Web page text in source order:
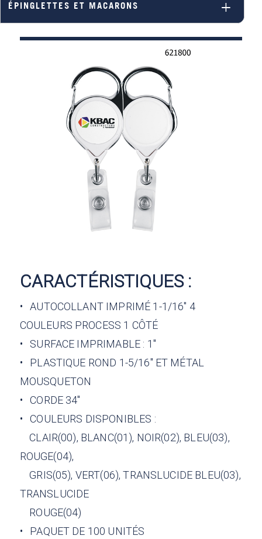
ÉPINGLETTES ET MACARONS
CARACTÉRISTIQUES :
• AUTOCOLLANT IMPRIMÉ 1-1/16" 4
COULEURS PROCESS 1 CÔTÉ
• SURFACE IMPRIMABLE : 1"
• PLASTIQUE ROND 1-5/16" ET MÉTAL
MOUSQUETON
• CORDE 34"
• COULEURS DISPONIBLES :
CLAIR(00), BLANC(01), NOIR(02), BLEU(03),
ROUGE(04),
GRIS(05), VERT(06), TRANSLUCIDE BLEU(03),
TRANSLUCIDE
ROUGE(04)
• PAQUET DE 100 UNITÉS